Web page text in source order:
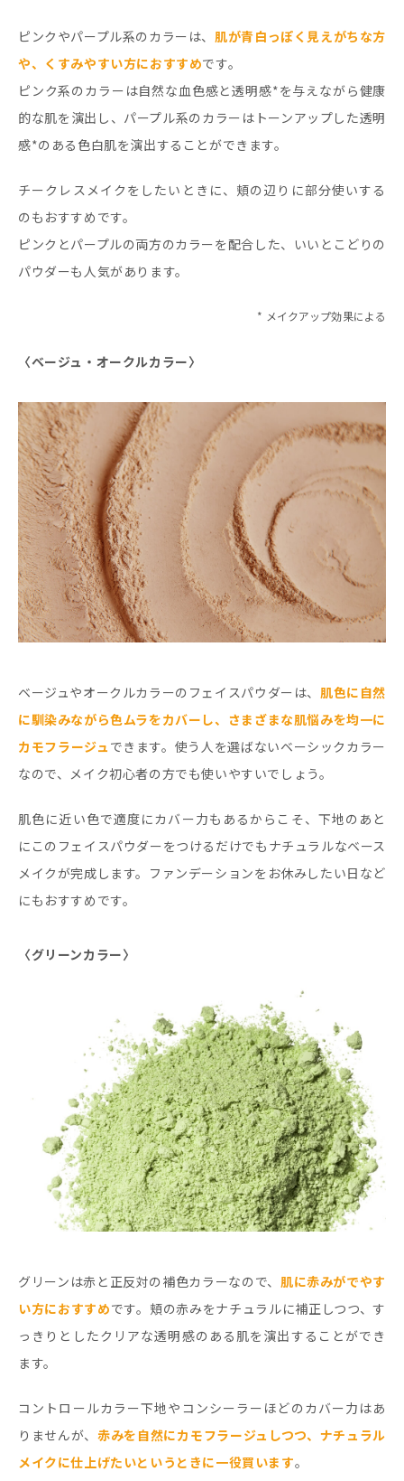
ピンクやパープル系のカラーは、肌が青白っぽく見えがちな方
や、くすみやすい方におすすめです。
ピンク系のカラーは自然な血色感と透明感*を与えながら健康
的な肌を演出し、パープル系のカラーはトーンアップした透明
感*のある色白肌を演出することができます。
チークレスメイクをしたいときに、頬の辺りに部分使いする
のもおすすめです。
ピンクとパープルの両方のカラーを配合した、いいとこどりの
パウダーも人気があります。
* メイクアップ効果による
〈ベージュ・オークルカラー〉
ベージュやオークルカラーのフェイスパウダーは、 肌色に自然
に馴染みながら色ムラをカバーし、さまざまな肌悩みを均一に
カモフラージュ できます。使う人を選ばないベーシックカラー
なので、メイク初心者の方でも使いやすいでしょう。
肌色に近い色で適度にカバー力もあるからこそ、下地のあと
にこのフェイスパウダーをつけるだけでもナチュラルなベース
メイクが完成します。ファンデーションをお休みしたい日など
にもおすすめです。
〈グリーンカラー〉
グリーンは赤と正反対の補色カラーなので、 肌に赤みがでやす
い方におすすめです。頬の赤みをナチュラルに補正しつつ、す
っきりとしたクリアな透明感のある肌を演出することができ
ます。
コントロールカラー下地やコンシーラーほどのカバー力はあ
りませんが、赤みを自然にカモフラージュしつつ、ナチュラル
メイクに仕上げたいというときに一役買います。